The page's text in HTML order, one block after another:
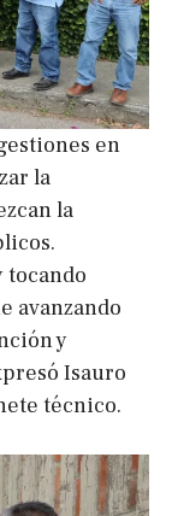
en
la
la
tocando
avanzando
y
Isauro
técnico.